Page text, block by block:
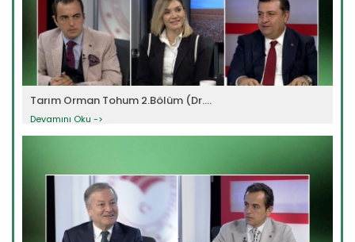
Tarım Orman Tohum 2.Bölüm (Dr....
Devamını Oku ->